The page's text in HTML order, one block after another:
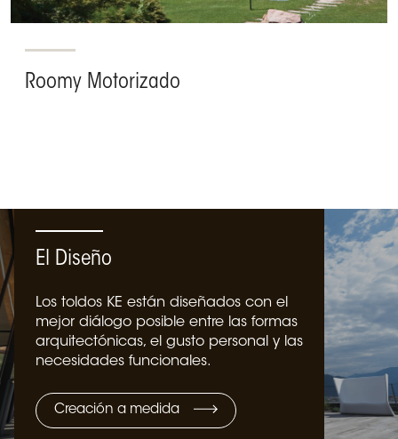
Roomy Motorizado
El Diseño
Los toldos KE están diseñados con el
mejor diálogo posible entre las formas
arquitectónicas, el gusto personal y las
necesidades funcionales.
Creación a medida